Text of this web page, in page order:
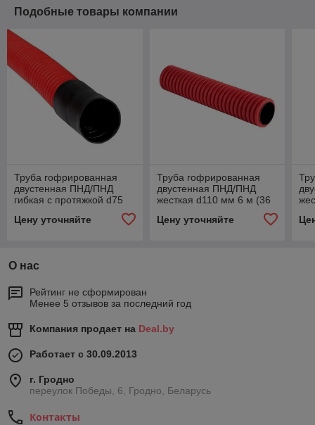
Подобные товары компании
Труба гофрированная
двустенная ПНД/ПНД
гибкая с протяжкой d75
мм (50 м) красная EKF-
Plast
Цену уточняйте
Труба гофрированная
двустенная ПНД/ПНД
жесткая d110 мм 6 м (36
м/уп) красная EKF-Plast
Цену уточняйте
О нас
Рейтинг не сформирован
Менее 5 отзывов за последний год
Компания продает на Deal.by
Работает с 30.09.2013
г. Гродно
переулок Победы, 6, Гродно, Беларусь
Контакты